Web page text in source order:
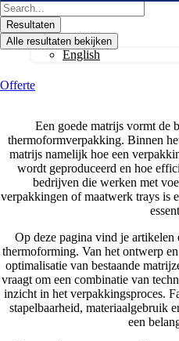
Ga
naar
de
inhoud
Search
...Resultaten
Alle resultaten bekijken
English
Offerte
Een goede matrijs vormt de
thermoformverpakking. Binnen
matrijs namelijk hoe een
wordt geproduceerd en hoe
bedrijven die werken met
verpakkingen of maatwerk trays is
Op deze pagina vind je
thermoforming. Van het ontwerp
optimalisatie van bestaande
vraagt om een combinatie van
inzicht in het verpakkingsproces.
stapelbaarheid, materiaalgebruik
een